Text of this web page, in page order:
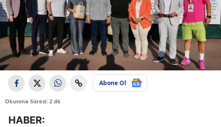
Abone Ol
Okunma Süresi: 2 dk
HABER: